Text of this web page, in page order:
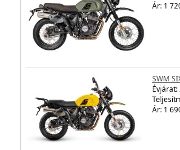
Ár: 1
SWM
Évjárat:
Ár: 1